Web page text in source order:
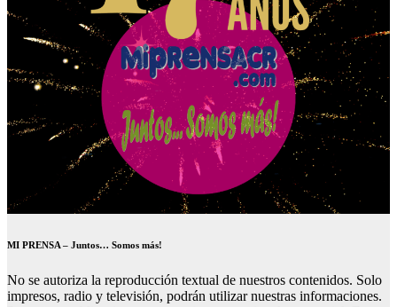
MI PRENSA – Juntos… Somos más!
No se autoriza la reproducción textual de nuestros contenidos. Solo
impresos, radio y televisión, podrán utilizar nuestras informaciones.